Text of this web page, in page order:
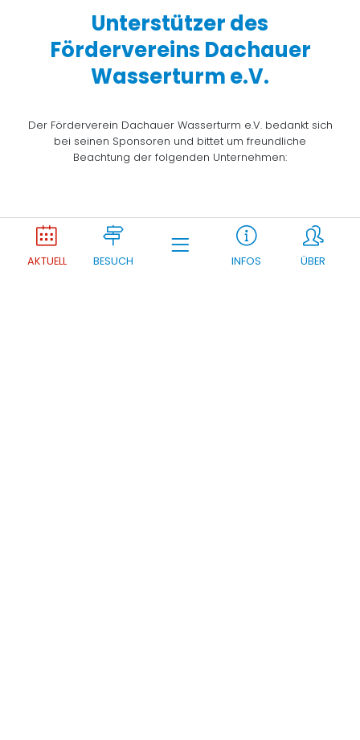
Unterstützer des
Fördervereins Dachauer
Wasserturm e.V.
Der Förderverein Dachauer Wasserturm e.V. bedankt sich
bei seinen Sponsoren und bittet um freundliche
Beachtung der folgenden Unternehmen:
Joomla Gallery makes it better. Balbooa.com
AKTUELL BESUCH INFOS ÜBER